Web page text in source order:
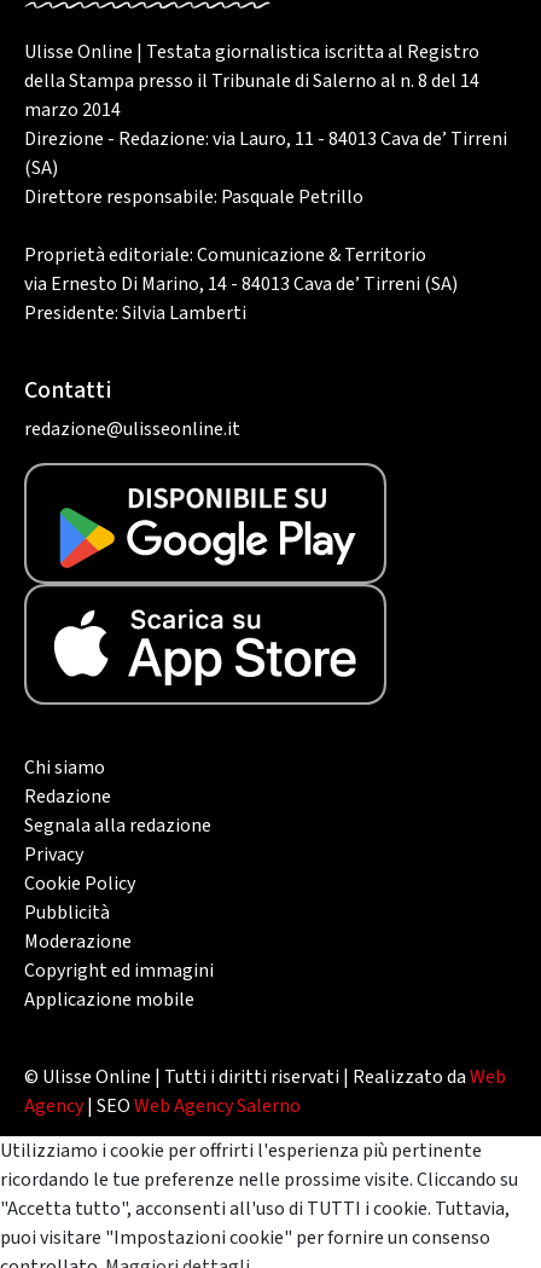
Ulisse Online | Testata giornalistica iscritta al Registro
della Stampa presso il Tribunale di Salerno al n. 8 del 14
marzo 2014
Direzione - Redazione: via Lauro, 11 - 84013 Cava de’ Tirreni
(SA)
Direttore responsabile: Pasquale Petrillo
Proprietà editoriale: Comunicazione & Territorio
via Ernesto Di Marino, 14 - 84013 Cava de’ Tirreni (SA)
Presidente: Silvia Lamberti
Contatti
redazione@ulisseonline.it
Chi siamo
Redazione
Segnala alla redazione
Privacy
Cookie Policy
Pubblicità
Moderazione
Copyright ed immagini
Applicazione mobile
© Ulisse Online | Tutti i diritti riservati | Realizzato daWeb
Agency| SEOWeb Agency Salerno
Utilizziamo i cookie per offrirti l'esperienza più pertinente
ricordando le tue preferenze nelle prossime visite. Cliccando su
"Accetta tutto", acconsenti all'uso di TUTTI i cookie. Tuttavia,
puoi visitare "Impostazioni cookie" per fornire un consenso